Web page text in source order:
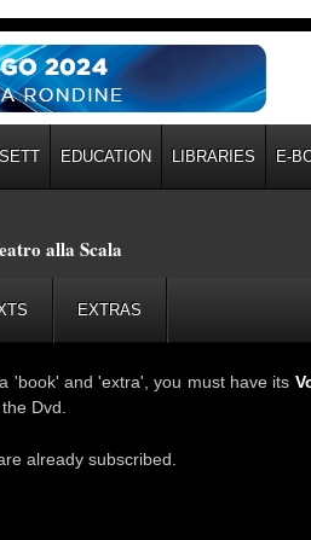
EDUCATION LIBRARIES E-
alla Scala
EXTRAS
'book' and 'extra', you must have its
Dvd.
already subscribed.